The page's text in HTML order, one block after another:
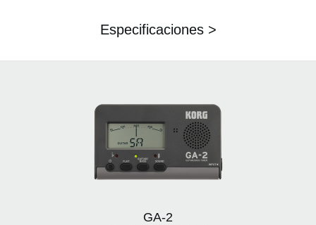
Especificaciones >
GA-2